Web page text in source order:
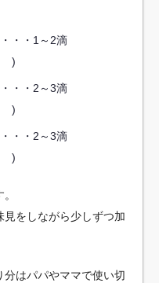
・・1～2滴
・・2～3滴
・・2～3滴
をしながら少しずつ加
はパパやママで使い切